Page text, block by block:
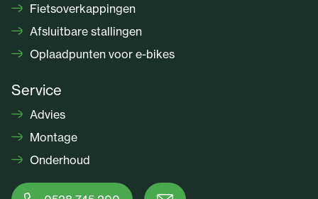
Fietsoverkappingen
Afsluitbare stallingen
Oplaadpunten voor e-bikes
Service
Advies
Montage
Onderhoud